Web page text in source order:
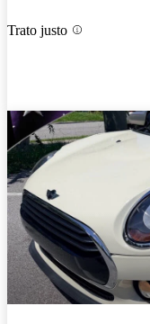
Trato justo